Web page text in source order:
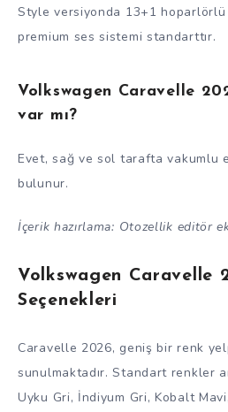
Style versiyonda 13+1 hoparlörlü
premium ses sistemi standarttır.
Volkswagen Caravelle
var mı?
Evet, sağ ve sol tarafta vakumlu
bulunur.
İçerik hazırlama: Otozellik editör
Volkswagen Caravelle
Seçenekleri
Caravelle 2026, geniş bir renk
sunulmaktadır. Standart renkler
Uyku Gri, İndiyum Gri, Kobalt Mavi,